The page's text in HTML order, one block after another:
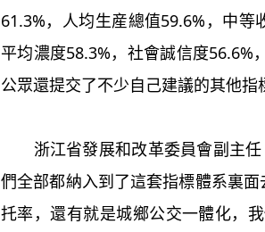
61.3%，人均生産總值59.6%，中
平均濃度58.3%，社會誠信度56.6%
公眾還提交了不少自己建議的其他指
浙江省發展和改革委員會副主任
們全部都納入到了這套指標體系裏
托率，還有就是城鄉公交一體化，